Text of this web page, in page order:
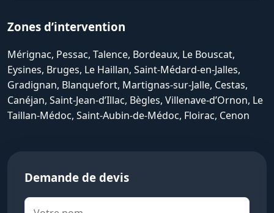
Zones d’intervention
Mérignac, Pessac, Talence, Bordeaux, Le Bouscat,
Eysines, Bruges, Le Haillan, Saint-Médard-en-Jalles,
Gradignan, Blanquefort, Martignas-sur-Jalle, Cestas,
Canéjan, Saint-Jean-d’Illac, Bègles, Villenave-d’Ornon, Le
Taillan-Médoc, Saint-Aubin-de-Médoc, Floirac, Cenon
Demande de devis